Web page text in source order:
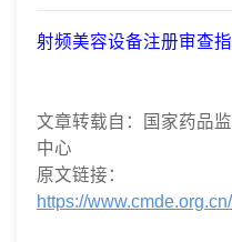
射频美容设备注册审查
文章转载自：国家药品
中心
原文链接：
https://